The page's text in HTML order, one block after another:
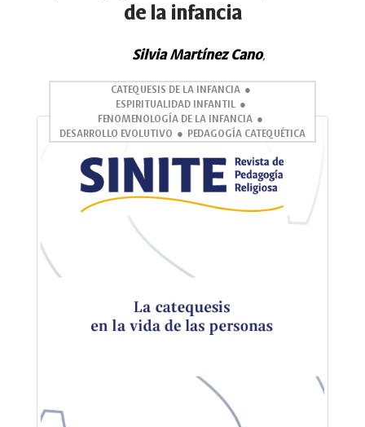
de la infancia
Silvia Martínez Cano,
CATEQUESIS DE LA INFANCIA
ESPIRITUALIDAD INFANTIL
FENOMENOLOGÍA DE LA INFANCIA
DESARROLLO EVOLUTIVO
PEDAGOGÍA CATEQUÉTICA